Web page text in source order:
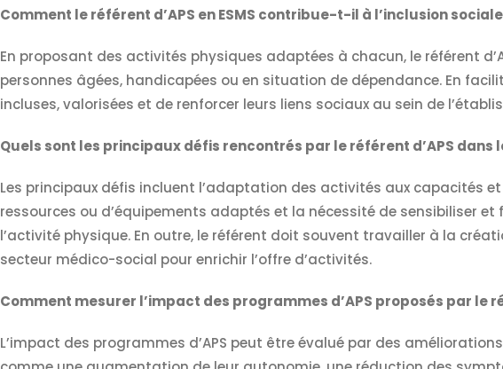
Comment le référent d’APS en ESMS contribue-t-il à l’inclusion sociale
En proposant des activités physiques adaptées à chacun, le référent
personnes âgées, handicapées ou en situation de dépendance. En
incluses, valorisées et de renforcer leurs liens sociaux au sein de
Quels sont les principaux défis rencontrés par le référent d’APS dans
Les principaux défis incluent l’adaptation des activités aux capacités
ressources ou d’équipements adaptés et la nécessité de sensibiliser et
l’activité physique. En outre, le référent doit souvent travailler à la
secteur médico-social pour enrichir l’offre d’activités.
Comment mesurer l’impact des programmes d’APS proposés par le
L’impact des programmes d’APS peut être évalué par des